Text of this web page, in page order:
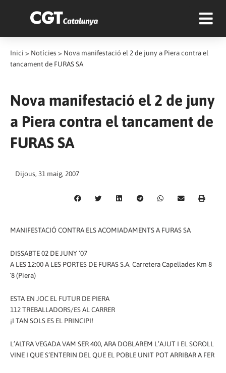
Inici > Notícies > Nova manifestació el 2 de juny a Piera contra el
tancament de FURAS SA
Nova manifestació el 2 de juny
a Piera contra el tancament de
FURAS SA
Dijous, 31 maig, 2007
MANIFESTACIÓ CONTRA ELS ACOMIADAMENTS A FURAS SA
DISSABTE 02 DE JUNY ‘07
A LES 12:00 A LES PORTES DE FURAS S.A. Carretera Capellades Km 8
´8 (Piera)
ESTA EN JOC EL FUTUR DE PIERA
112 TREBALLADORS/ES AL CARRER
¡I TAN SOLS ES EL PRINCIPI!
L’ALTRA VEGADA VAM SER 400, ARA DOBLAREM L’AJUT I EL SOROLL
VINE I QUE S’ENTERIN DEL QUE EL POBLE UNIT POT ARRIBAR A FER